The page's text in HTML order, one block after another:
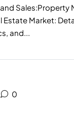
Estate Market:
and...
0